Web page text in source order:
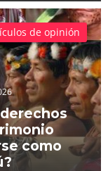
como
de opinión